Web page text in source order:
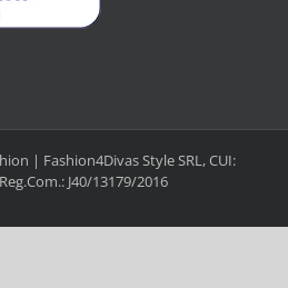
| Fashion4Divas Style SRL, CUI:
J40/13179/2016